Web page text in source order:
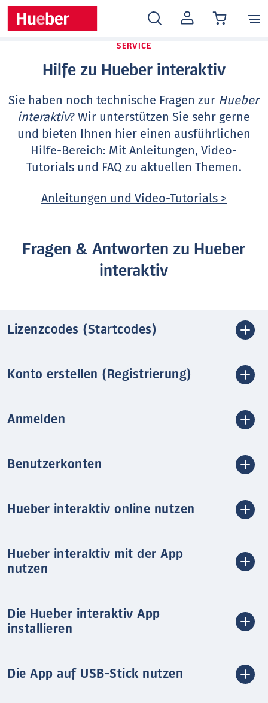
MEIN
KONTO
SERVICE
Hilfe zu Hueber interaktiv
Sie haben noch technische Fragen zur Hueber
interaktiv? Wir unterstützen Sie sehr gerne
und bieten Ihnen hier einen ausführlichen
Hilfe-Bereich: Mit Anleitungen, Video-
Tutorials und FAQ zu aktuellen Themen.
Anleitungen und Video-Tutorials >
Fragen & Antworten zu Hueber
interaktiv
Lizenzcodes (Startcodes)
Konto erstellen (Registrierung)
Anmelden
Benutzerkonten
Hueber interaktiv online nutzen
Hueber interaktiv mit der App
nutzen
Die Hueber interaktiv App
installieren
Die App auf USB-Stick nutzen